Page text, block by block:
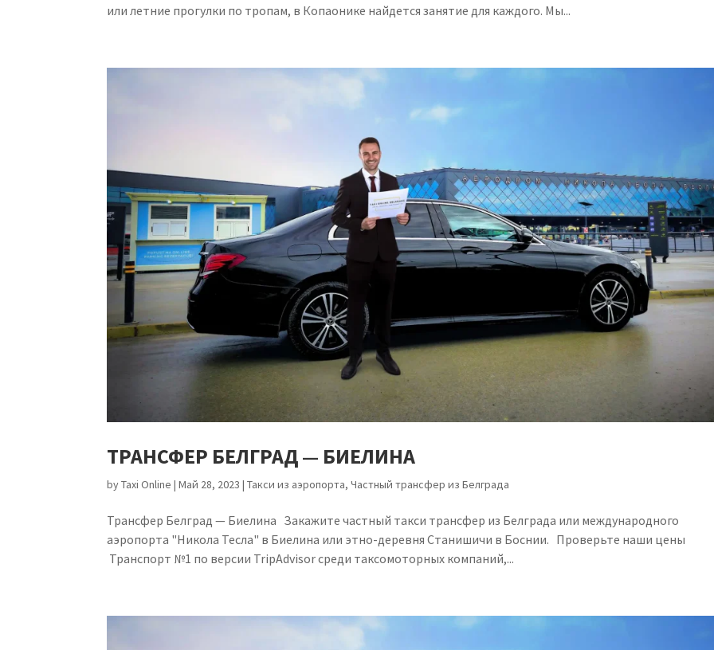
или летние прогулки по тропам, в Копаонике найдется занятие для каждого. Мы...
ТРАНСФЕР БЕЛГРАД — БИЕЛИНА
byTaxi Online |Май 28, 2023 |Такси из аэропорта,Частный трансфер из Белграда
Трансфер Белград — Биелина Закажите частный такси трансфер из Белграда или международного
аэропорта "Никола Тесла" в Биелина или этно-деревня Станишичи в Боснии. Проверьте наши цены
Транспорт №1 по версии TripAdvisor среди таксомоторных компаний,...